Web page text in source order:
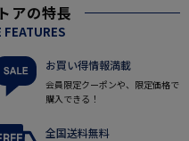
アの特長
お買い得情報満載
会員限定クーポンや、限定価格で
購入できる！
全国送料無料